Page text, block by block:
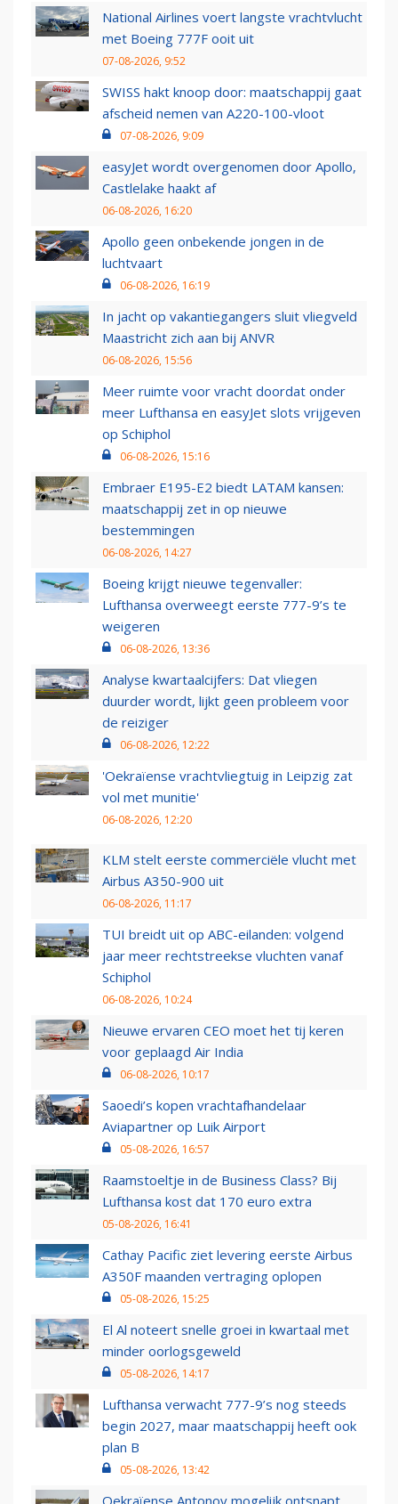
National Airlines voert langste vrachtvlucht
met Boeing 777F ooit uit
07-08-2026, 9:52
SWISS hakt knoop door: maatschappij gaat
afscheid nemen van A220-100-vloot
07-08-2026, 9:09
easyJet wordt overgenomen door Apollo,
Castlelake haakt af
06-08-2026, 16:20
Apollo geen onbekende jongen in de
luchtvaart
06-08-2026, 16:19
In jacht op vakantiegangers sluit vliegveld
Maastricht zich aan bij ANVR
06-08-2026, 15:56
Meer ruimte voor vracht doordat onder
meer Lufthansa en easyJet slots vrijgeven
op Schiphol
06-08-2026, 15:16
Embraer E195-E2 biedt LATAM kansen:
maatschappij zet in op nieuwe
bestemmingen
06-08-2026, 14:27
Boeing krijgt nieuwe tegenvaller:
Lufthansa overweegt eerste 777-9’s te
weigeren
06-08-2026, 13:36
Analyse kwartaalcijfers: Dat vliegen
duurder wordt, lijkt geen probleem voor
de reiziger
06-08-2026, 12:22
'Oekraïense vrachtvliegtuig in Leipzig zat
vol met munitie'
06-08-2026, 12:20
KLM stelt eerste commerciële vlucht met
Airbus A350-900 uit
06-08-2026, 11:17
TUI breidt uit op ABC-eilanden: volgend
jaar meer rechtstreekse vluchten vanaf
Schiphol
06-08-2026, 10:24
Nieuwe ervaren CEO moet het tij keren
voor geplaagd Air India
06-08-2026, 10:17
Saoedi’s kopen vrachtafhandelaar
Aviapartner op Luik Airport
05-08-2026, 16:57
Raamstoeltje in de Business Class? Bij
Lufthansa kost dat 170 euro extra
05-08-2026, 16:41
Cathay Pacific ziet levering eerste Airbus
A350F maanden vertraging oplopen
05-08-2026, 15:25
El Al noteert snelle groei in kwartaal met
minder oorlogsgeweld
05-08-2026, 14:17
Lufthansa verwacht 777-9’s nog steeds
begin 2027, maar maatschappij heeft ook
plan B
05-08-2026, 13:42